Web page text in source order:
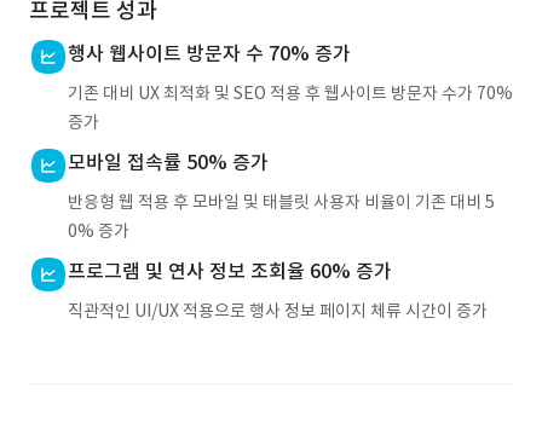
프로젝트 성과
행사 웹사이트 방문자 수 70% 증가
기존 대비 UX 최적화 및 SEO 적용 후 웹사이트 방문자 수가 70%
증가
모바일 접속률 50% 증가
반응형 웹 적용 후 모바일 및 태블릿 사용자 비율이 기존 대비 5
0% 증가
프로그램 및 연사 정보 조회율 60% 증가
직관적인 UI/UX 적용으로 행사 정보 페이지 체류 시간이 증가